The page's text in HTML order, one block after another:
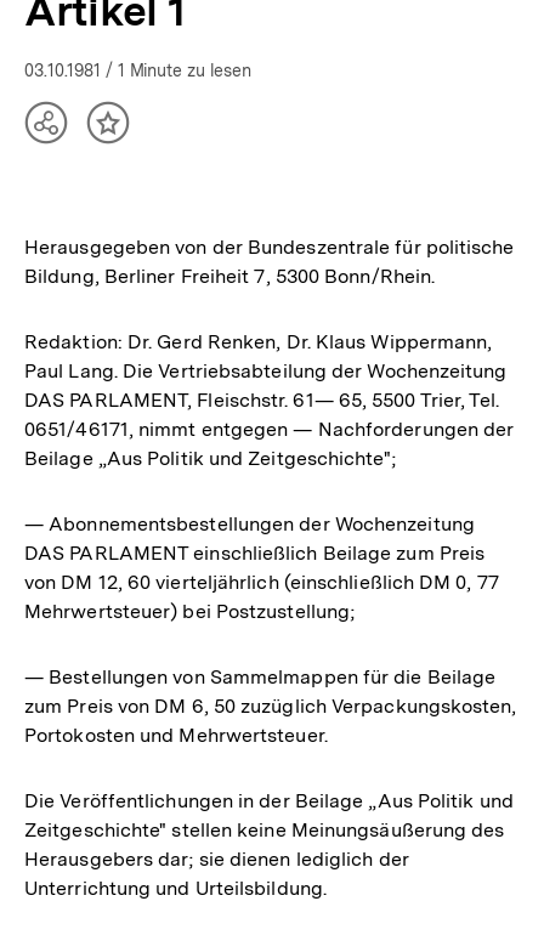
Artikel 1
03.10.1981 / 1 Minute zu lesen
TeilenInhalt
Herausgegeben von der Bundeszentrale für politische
Bildung, Berliner Freiheit 7, 5300 Bonn/Rhein.
Redaktion: Dr. Gerd Renken, Dr. Klaus Wippermann,
Paul Lang. Die Vertriebsabteilung der Wochenzeitung
DAS PARLAMENT, Fleischstr. 61— 65, 5500 Trier, Tel.
0651/46171, nimmt entgegen — Nachforderungen der
Beilage „Aus Politik und Zeitgeschichte";
— Abonnementsbestellungen der Wochenzeitung
DAS PARLAMENT einschließlich Beilage zum Preis
von DM 12, 60 vierteljährlich (einschließlich DM 0, 77
Mehrwertsteuer) bei Postzustellung;
— Bestellungen von Sammelmappen für die Beilage
zum Preis von DM 6, 50 zuzüglich Verpackungskosten,
Portokosten und Mehrwertsteuer.
Die Veröffentlichungen in der Beilage „Aus Politik und
Zeitgeschichte" stellen keine Meinungsäußerung des
Herausgebers dar; sie dienen lediglich der
Unterrichtung und Urteilsbildung.